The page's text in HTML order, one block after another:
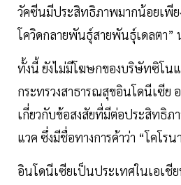
วัคซีนมีประสิทธิภาพมากน้อยเพีย
โควิดกลายพันธุ์สายพันธุ์เดลตา”
ทั้งนี้ ยังไม่มีโฆษกของบริษัทซิโน
กระทรวงสาธารณสุขอินโดนีเซีย
เกี่ยวกับข้อสงสัยที่มีต่อประสิทธิ
แวค ซึ่งมีชื่อทางการค้าว่า “โคโร
อินโดนีเซียเป็นประเทศในเอเ